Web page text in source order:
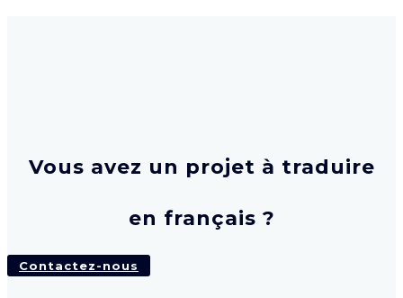
Vous avez un projet à traduire
en français ?
Contactez-nous